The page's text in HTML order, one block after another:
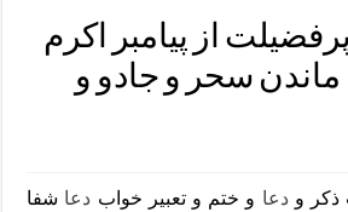
الجمیل – دعای یا من اظهر الجمیل برای
فضیلت آن ها – ذکر مخصوص مستجاب الدعوه
خواب – دعای ترس و بی خوابی کودکان
دعای رفع مشکلات و طلب حاجت
از پیامبر اکرم
ماندن سحر و جادو و
ذکر ودعا و ختم و تعبیر خواب دعا شفا